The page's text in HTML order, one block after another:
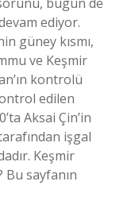
ediyor.
güney kısmı,
ve Keşmir
kontrolü
edilen
Aksai Çin’in
işgal
Keşmir
sayfanın